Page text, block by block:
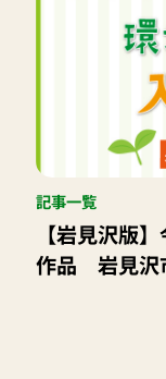
記事一覧
【岩見沢版
作品 岩見沢